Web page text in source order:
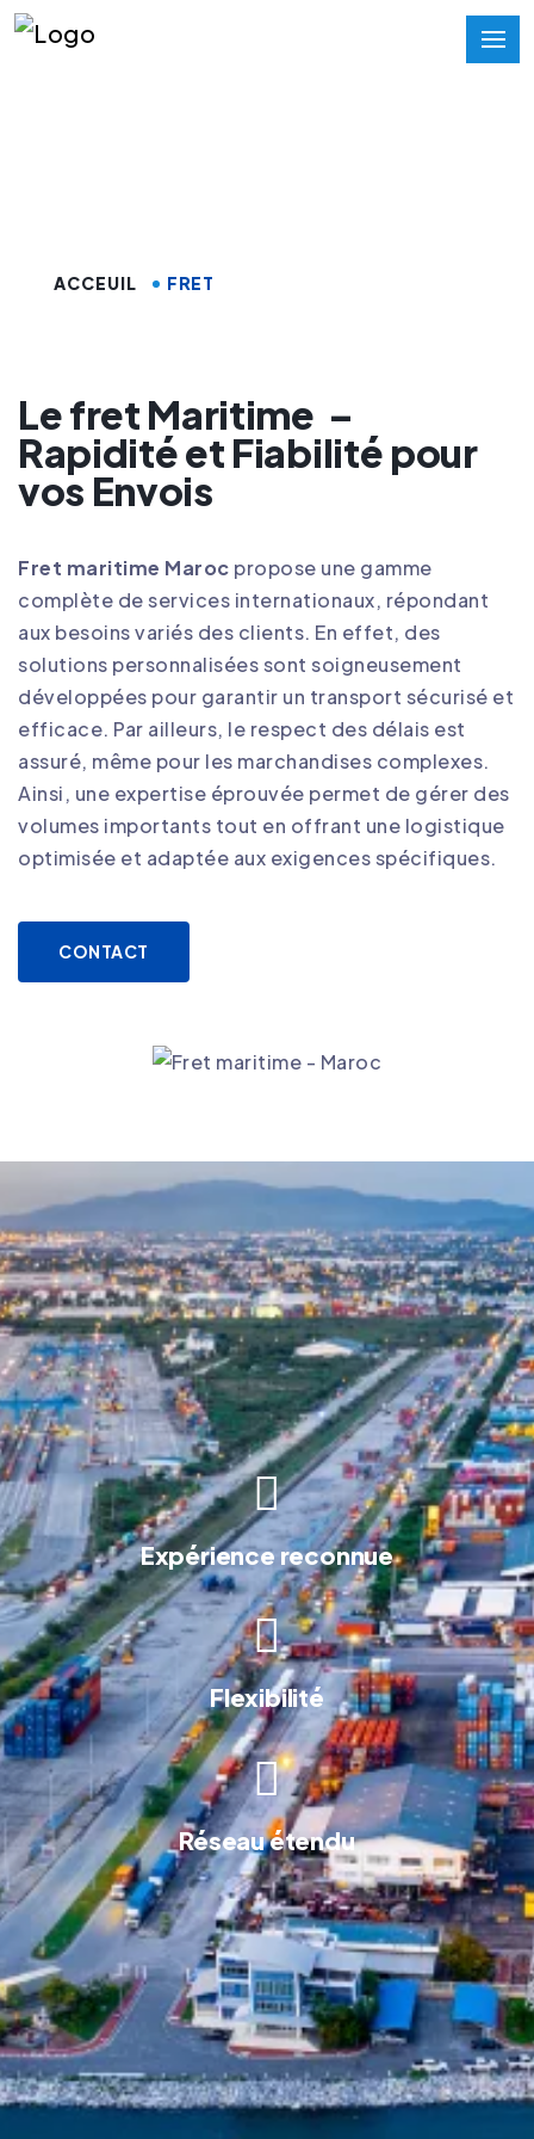
ACCEUIL FRET
Le fret Maritime –
Rapidité et Fiabilité pour
vos Envois
Fret maritime Maroc propose une gamme
complète de services internationaux, répondant
aux besoins variés des clients. En effet, des
solutions personnalisées sont soigneusement
développées pour garantir un transport sécurisé et
efficace. Par ailleurs, le respect des délais est
assuré, même pour les marchandises complexes.
Ainsi, une expertise éprouvée permet de gérer des
volumes importants tout en offrant une logistique
optimisée et adaptée aux exigences spécifiques.
CONTACT
Expérience reconnue
Flexibilité
Réseau étendu